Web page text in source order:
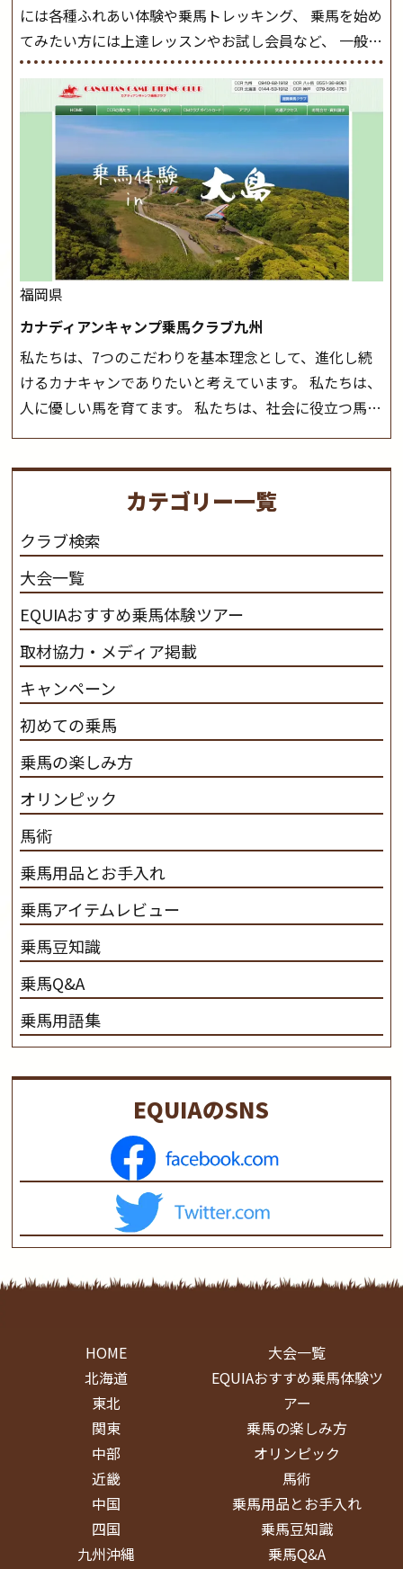
◆馬場使用状況により、使用する馬場はこちらで決定い
たしますのでご了承ください ◆基本は雨天決行です
が、落雷・強風等のより、安全上急遽中止させていただ
く場合がございます。 ◆三木ホースランドパークの協議
会や講習会等により、一部レッスンが中止になる場合が
ございます。 その際、ご予約いただいている皆様には事
前にご連絡いたします。MIKIホーストレックのツアー
はこちら
には各種ふれあい体験や乗馬トレッキング、 乗馬を始め
てみたい方には上達レッスンやお試し会員など、 一般の
方に幅広くお楽しみいただける施設を目指しています。
また、お手軽（低価格）に会員になったり自分の馬を持
つことのできる乗馬クラブでもあり、 健康や趣味、スポ
ーツ競技として、老若男女様々な方が、日々乗馬をお楽
しみいただいています。 なお、ゴールデンウィークと夏
休み期間中は無休で営業していますので、ぜひご家族で
お越しください！大山乗馬センターの紹介記事はこち
福岡県
カナディアンキャンプ乗馬クラブ九州
私たちは、7つのこだわりを基本理念として、進化し続
けるカナキャンでありたいと考えています。 私たちは、
人に優しい馬を育てます。 私たちは、社会に役立つ馬を
生産します。 私たちは、馬や人々に癒しとなる環境を守
さと魅力を追求します。 私たちは、馬の品種と血統にこ
だわります。 私たちは、乗用馬の質の向上を目指し、生
産･育成･調教を一貫して行います。カナディアンキャ
ンプ乗馬クラブ九州のツアー情報はこちら
カテゴリー一覧
クラブ検索
大会一覧
EQUIAおすすめ乗馬体験ツアー
取材協力・メディア掲載
キャンペーン
初めての乗馬
乗馬の楽しみ方
オリンピック
馬術
乗馬用品とお手入れ
乗馬アイテムレビュー
乗馬豆知識
乗馬Q&A
乗馬用語集
EQUIAのSNS
HOME
北海道
東北
関東
中部
近畿
中国
四国
九州沖縄
大会一覧
EQUIAおすすめ乗馬体験ツ
アー
乗馬の楽しみ方
オリンピック
馬術
乗馬用品とお手入れ
乗馬豆知識
乗馬Q&A